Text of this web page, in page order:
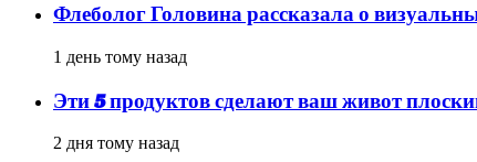
Флеболог Головина рассказала о
1 день тому назад
Эти 5 продуктов сделают ваш живот
2 дня тому назад